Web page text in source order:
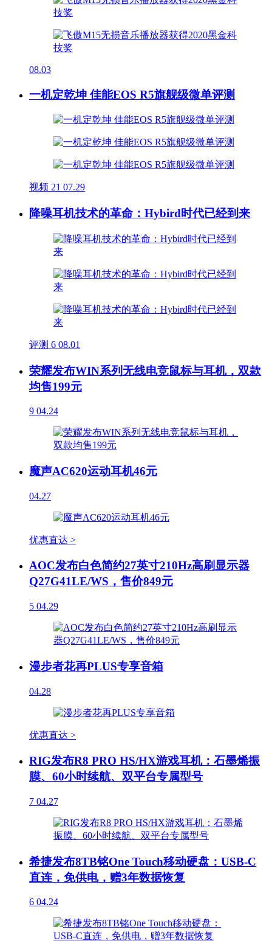
08.03
一机定乾坤 佳能EOS R5旗舰级微单评测
视频 21 07.29
降噪耳机技术的革命：Hybird时代已经到来
评测 6 08.01
荣耀发布WIN系列无线电竞鼠标与耳机，双款
均售199元
9 04.24
魔声AC620运动耳机46元
04.27
优惠直达 >
AOC发布白色简约27英寸210Hz高刷显示器
Q27G41LE/WS，售价849元
5 04.29
漫步者花再PLUS专享音箱
04.28
优惠直达 >
RIG发布R8 PRO HS/HX游戏耳机：石墨烯振
膜、60小时续航、双平台专属型号
7 04.27
希捷发布8TB铭One Touch移动硬盘：USB-C
直连，免供电，赠3年数据恢复
6 04.24